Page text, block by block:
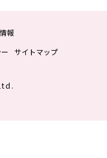
報
サイトマップ